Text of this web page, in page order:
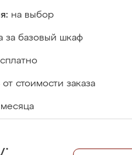
на выбор
за базовый шкаф
стоимости заказа